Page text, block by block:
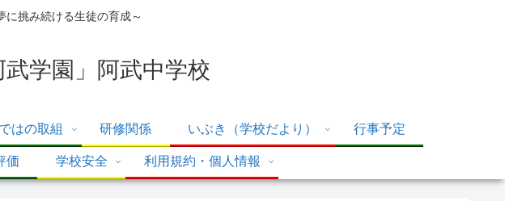
挑み続ける生徒の育成～
学園」阿武中学校
はの取組 研修関係 いぶき（学校だより） 行事予定
価 学校安全 利用規約・個人情報